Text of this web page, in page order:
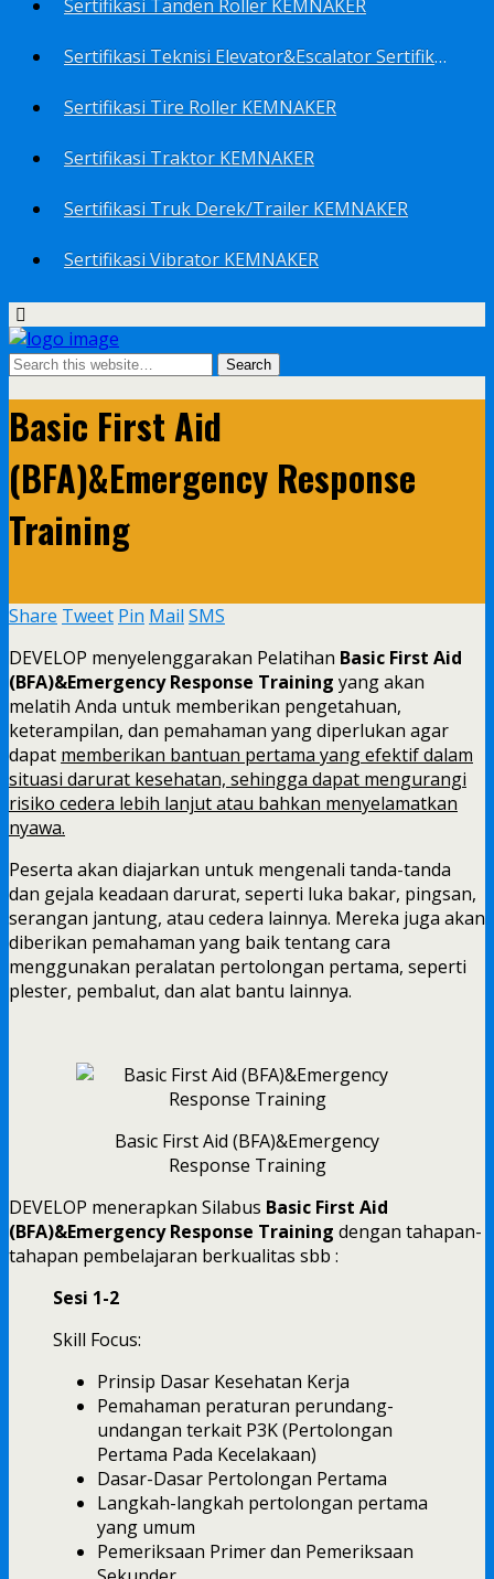
Sertifikasi Tanden Roller KEMNAKER
Sertifikasi Teknisi Elevator&Escalator Sertifikat Kemenaker KEMNAKER
Sertifikasi Tire Roller KEMNAKER
Sertifikasi Traktor KEMNAKER
Sertifikasi Truk Derek/Trailer KEMNAKER
Sertifikasi Vibrator KEMNAKER
Basic First Aid
(BFA)&Emergency Response
Training
Share Tweet Pin Mail SMS
DEVELOP menyelenggarakan Pelatihan Basic First Aid
(BFA)&Emergency Response Training yang akan
melatih Anda untuk memberikan pengetahuan,
keterampilan, dan pemahaman yang diperlukan agar
dapat memberikan bantuan pertama yang efektif dalam
situasi darurat kesehatan, sehingga dapat mengurangi
risiko cedera lebih lanjut atau bahkan menyelamatkan
nyawa.
Peserta akan diajarkan untuk mengenali tanda-tanda
dan gejala keadaan darurat, seperti luka bakar, pingsan,
serangan jantung, atau cedera lainnya. Mereka juga akan
diberikan pemahaman yang baik tentang cara
menggunakan peralatan pertolongan pertama, seperti
plester, pembalut, dan alat bantu lainnya.
Basic First Aid (BFA)&Emergency
Response Training
DEVELOP menerapkan Silabus Basic First Aid
(BFA)&Emergency Response Training dengan tahapan-
tahapan pembelajaran berkualitas sbb :
Sesi 1-2
Skill Focus:
Prinsip Dasar Kesehatan Kerja
Pemahaman peraturan perundang-
undangan terkait P3K (Pertolongan
Pertama Pada Kecelakaan)
Dasar-Dasar Pertolongan Pertama
Langkah-langkah pertolongan pertama
yang umum
Pemeriksaan Primer dan Pemeriksaan